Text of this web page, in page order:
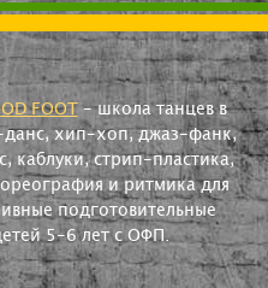
FOOT- школа танцев в
хип-хоп, джаз-фанк,
каблуки, стрип-пластика,
и ритмика для
подготовительные
5-6 лет с ОФП.